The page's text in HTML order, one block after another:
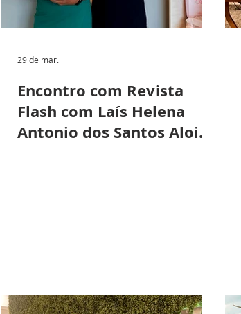
Encontro com Revista
Flash com Laís Helena
Antonio dos Santos Aloise
29 de mar.